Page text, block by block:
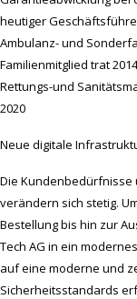
heutiger
Ambulanz- und
Familienmitglied trat
Rettungs-und
2020
Neue digitale
Die Kundenbedürfnisse
verändern sich stetig.
Bestellung bis hin zur
Tech AG in ein
auf eine moderne und
Sicherheitsstandards